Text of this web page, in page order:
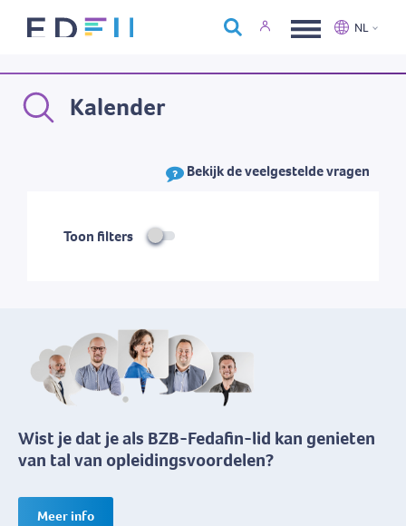
Over Edfin
NL
Bekijk de veelgestelde vragen
Kalender
Toon filters
Wist je dat je als BZB-Fedafin-lid kan genieten
van tal van opleidingsvoordelen?
Meer info